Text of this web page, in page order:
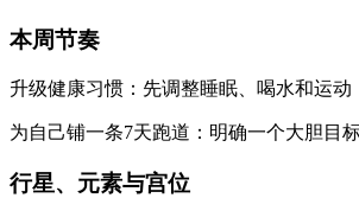
本周节奏
升级健康习惯：先调整睡眠、喝水和运动
为自己铺一条7天跑道：明确一个大胆目
行星、元素与宫位